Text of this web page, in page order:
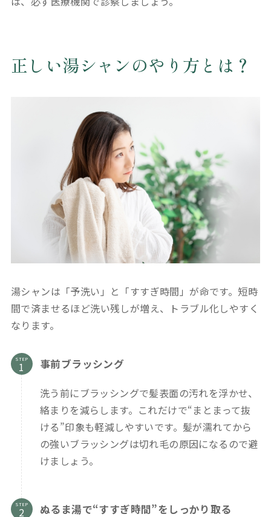
正しい湯シャンのやり方とは？
湯シャンは「予洗い」と「すすぎ時間」が命です。短時
間で済ませるほど洗い残しが増え、トラブル化しやすく
なります。
STEP
事前ブラッシング
洗う前にブラッシングで髪表面の汚れを浮かせ、
絡まりを減らします。これだけで“まとまって抜
ける”印象も軽減しやすいです。髪が濡れてから
の強いブラッシングは切れ毛の原因になるので避
けましょう。
STEP
ぬるま湯で“すすぎ時間”をしっかり取る